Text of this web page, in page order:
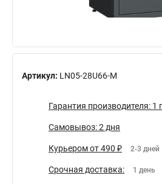
Артикул: LN05-28U66-M
Гарантия производителя: 1
Самовывоз: 2 дня
Курьером от 490 ₽ 2-3 дней
Срочная доставка: 1 день